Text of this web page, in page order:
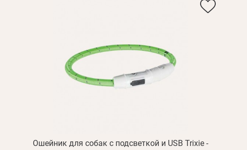
Ошейник для собак с подсветкой и USB Trixie -